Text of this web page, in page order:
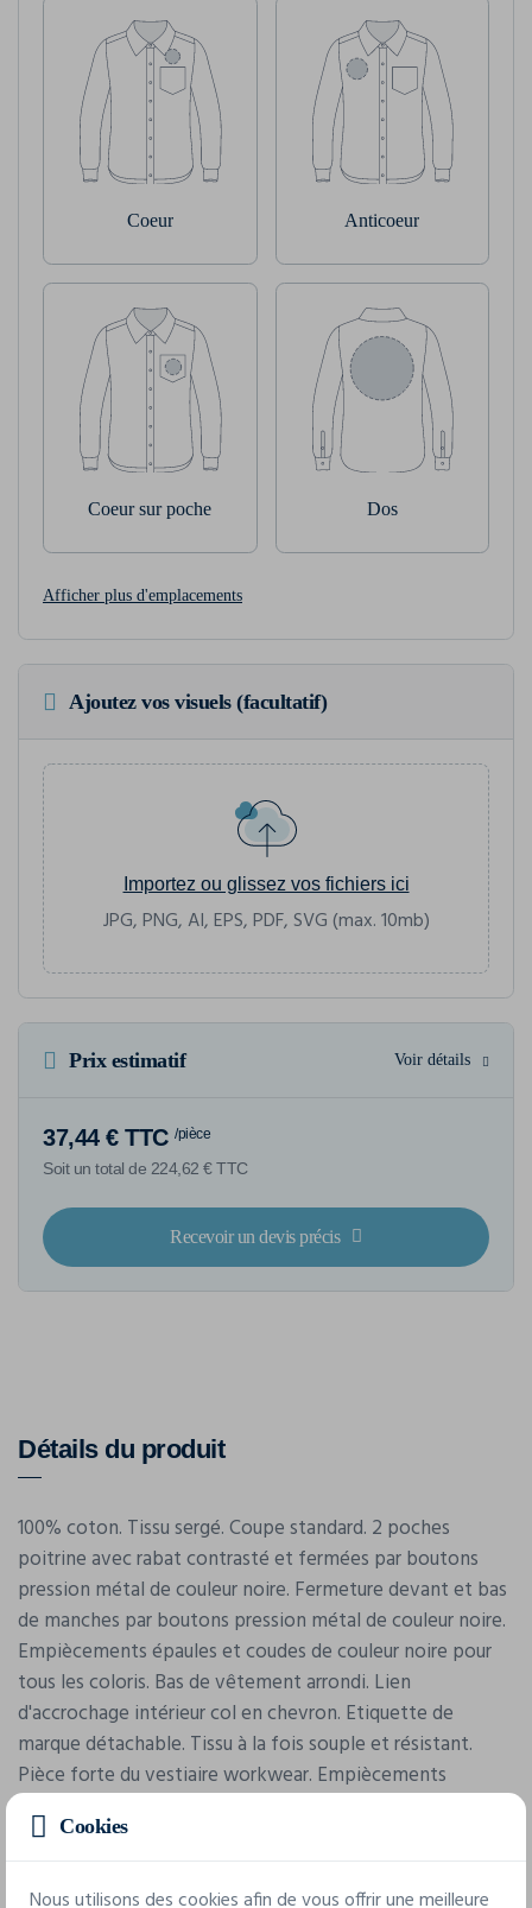
Coeur Anticoeur
Coeur sur poche Dos
Afficher plus d'emplacements
Ajoutez vos visuels (facultatif)
Importez ou glissez vos fichiers ici
JPG, PNG, AI, EPS, PDF, SVG (max. 10mb)
Prix estimatif Voir détails
37,44 € TTC /pièce
Soit un total de 224,62 € TTC
Recevoir un devis précis
Détails du produit
100% coton. Tissu sergé. Coupe standard. 2 poches
poitrine avec rabat contrasté et fermées par boutons
pression métal de couleur noire. Fermeture devant et bas
de manches par boutons pression métal de couleur noire.
Empiècements épaules et coudes de couleur noire pour
tous les coloris. Bas de vêtement arrondi. Lien
d'accrochage intérieur col en chevron. Etiquette de
marque détachable. Tissu à la fois souple et résistant.
Pièce forte du vestiaire workwear. Empiècements
Cookies
Nous utilisons des cookies afin de vous offrir une meilleure